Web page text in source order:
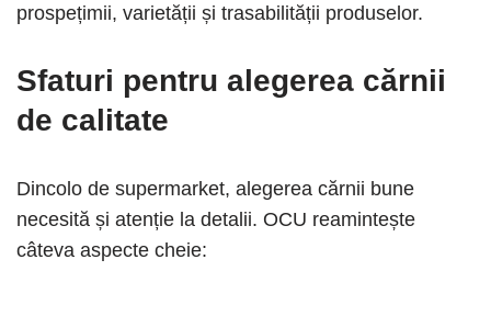
prospețimii, varietății și trasabilității produselor.
Sfaturi pentru alegerea cărnii
de calitate
Dincolo de supermarket, alegerea cărnii bune
necesită și atenție la detalii. OCU reamintește
câteva aspecte cheie: